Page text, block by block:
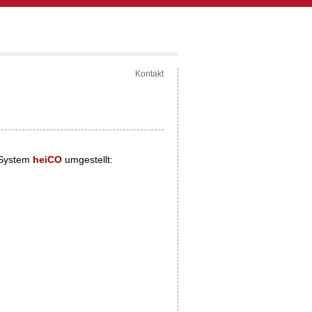
Kontakt
heiCO umgestellt: